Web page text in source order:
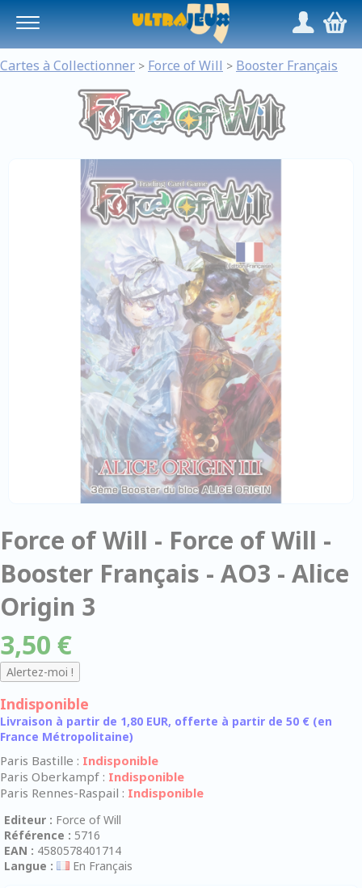
/,
Cartes à Collectionner > Force of Will > Booster Français
Force of Will - Force of Will -
Booster Français - AO3 - Alice
Origin 3
3,50 €
Indisponible
Livraison à partir de 1,80 EUR, offerte à partir de 50 € (en
France Métropolitaine)
Paris Bastille : Indisponible
Paris Oberkampf : Indisponible
Paris Rennes-Raspail : Indisponible
Editeur : Force of Will
Référence : 5716
EAN : 4580578401714
Langue :
En Français